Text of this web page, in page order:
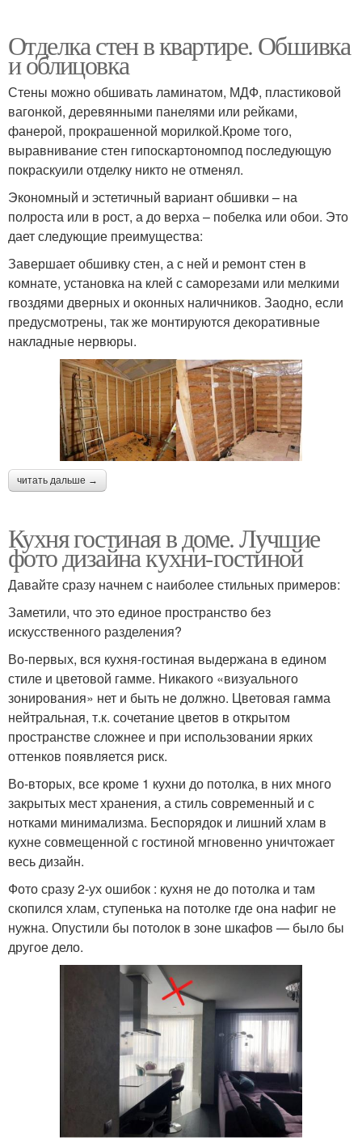
Отделка стен в квартире. Обшивка
и облицовка
Стены можно обшивать ламинатом, МДФ, пластиковой
вагонкой, деревянными панелями или рейками,
фанерой, прокрашенной морилкой.Кроме того,
выравнивание стен гипоскартономпод последующую
покраскуили отделку никто не отменял.
Экономный и эстетичный вариант обшивки – на
полроста или в рост, а до верха – побелка или обои. Это
дает следующие преимущества:
Завершает обшивку стен, а с ней и ремонт стен в
комнате, установка на клей с саморезами или мелкими
гвоздями дверных и оконных наличников. Заодно, если
предусмотрены, так же монтируются декоративные
накладные нервюры.
читать дальше →
Кухня гостиная в доме. Лучшие
фото дизайна кухни-гостиной
Давайте сразу начнем с наиболее стильных примеров:
Заметили, что это единое пространство без
искусственного разделения?
Во-первых, вся кухня-гостиная выдержана в едином
стиле и цветовой гамме. Никакого «визуального
зонирования» нет и быть не должно. Цветовая гамма
нейтральная, т.к. сочетание цветов в открытом
пространстве сложнее и при использовании ярких
оттенков появляется риск.
Во-вторых, все кроме 1 кухни до потолка, в них много
закрытых мест хранения, а стиль современный и с
нотками минимализма. Беспорядок и лишний хлам в
кухне совмещенной с гостиной мгновенно уничтожает
весь дизайн.
Фото сразу 2-ух ошибок : кухня не до потолка и там
скопился хлам, ступенька на потолке где она нафиг не
нужна. Опустили бы потолок в зоне шкафов — было бы
другое дело.